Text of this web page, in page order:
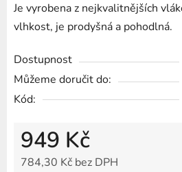
Je vyrobena z nejkvalitnějších
vlhkost, je prodyšná a pohodlná.
Dostupnost
Můžeme doručit do:
Kód:
949 Kč
784,30 Kč bez DPH